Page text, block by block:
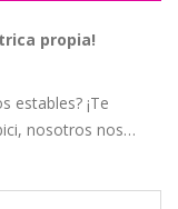
propia!
estables? ¡Te
nosotros nos…